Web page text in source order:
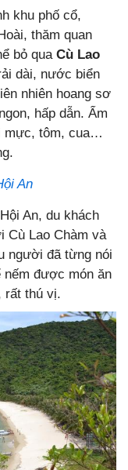
khu phố cổ,
thăm quan
bỏ qua Cù Lao
dài, nước biển
nhiên hoang sơ
hấp dẫn. Ẩm
mực, tôm, cua…
An
An, du khách
Cù Lao Chàm và
người đã từng nói
nếm được món ăn
rất thú vị.